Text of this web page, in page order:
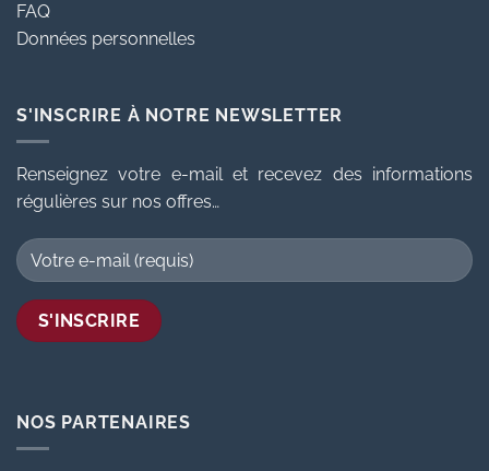
FAQ
Données personnelles
S'INSCRIRE À NOTRE NEWSLETTER
Renseignez votre e-mail et recevez des informations
régulières sur nos offres…
NOS PARTENAIRES